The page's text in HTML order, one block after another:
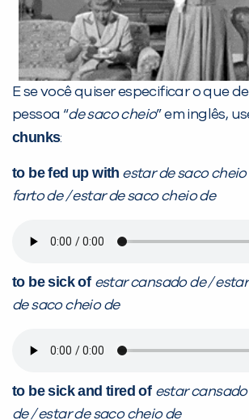
E se você quiser especificar o que
pessoa “de saco cheio” em inglês,
chunks:
to be fed up with estar de saco
farto de / estar de saco cheio de
to be sick of estar cansado de /
de saco cheio de
to be sick and tired of estar
de / estar de saco cheio de